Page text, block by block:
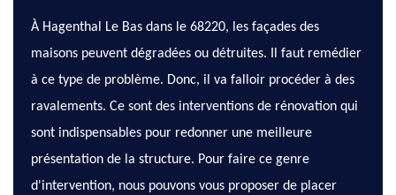
À Hagenthal Le Bas dans le 68220, les façades des
maisons peuvent dégradées ou détruites. Il faut remédier
à ce type de problème. Donc, il va falloir procéder à des
ravalements. Ce sont des interventions de rénovation qui
sont indispensables pour redonner une meilleure
présentation de la structure. Pour faire ce genre
d'intervention, nous pouvons vous proposer de placer